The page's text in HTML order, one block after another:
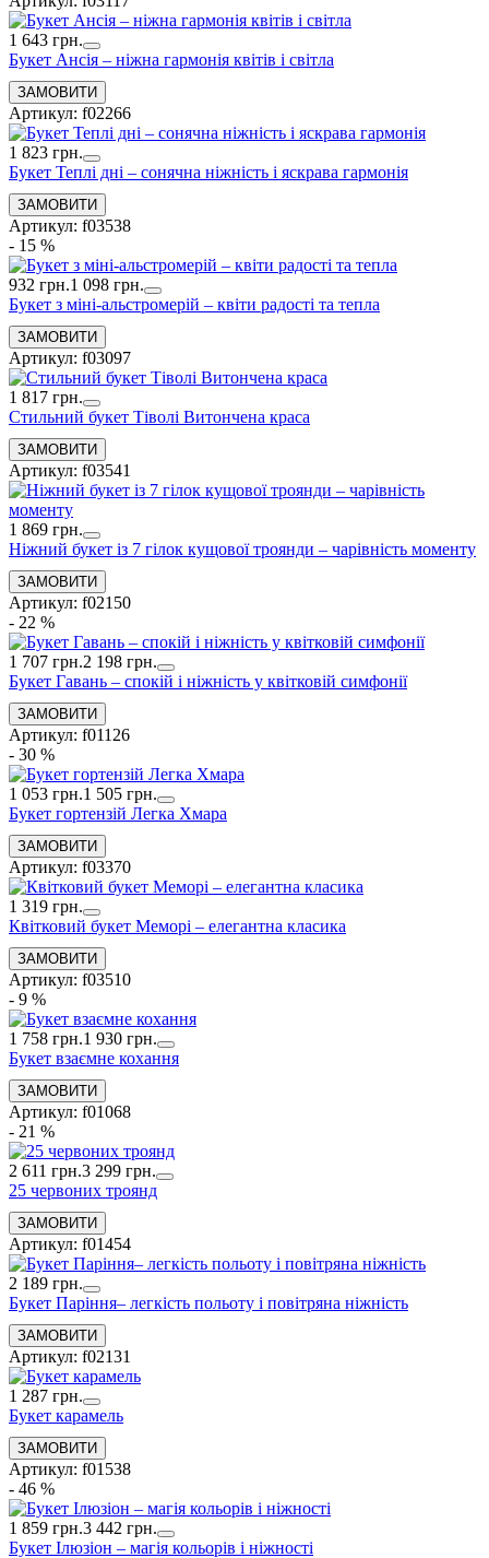
1 643 грн.
Букет Ансія – ніжна гармонія квітів і світла
Артикул: f02266
1 823 грн.
Букет Теплі дні – сонячна ніжність і яскрава гармонія
Артикул: f03538
- 15 %
932 грн.1 098 грн.
Букет з міні-альстромерій – квіти радості та тепла
Артикул: f03097
1 817 грн.
Стильний букет Тіволі Витончена краса
Артикул: f03541
1 869 грн.
Ніжний букет із 7 гілок кущової троянди – чарівність моменту
Артикул: f02150
- 22 %
1 707 грн.2 198 грн.
Букет Гавань – спокій і ніжність у квітковій симфонії
Артикул: f01126
- 30 %
1 053 грн.1 505 грн.
Букет гортензій Легка Хмара
Артикул: f03370
1 319 грн.
Квітковий букет Меморі – елегантна класика
Артикул: f03510
- 9 %
1 758 грн.1 930 грн.
Букет взаємне кохання
Артикул: f01068
- 21 %
2 611 грн.3 299 грн.
25 червоних троянд
Артикул: f01454
2 189 грн.
Букет Паріння– легкість польоту і повітряна ніжність
Артикул: f02131
1 287 грн.
Букет карамель
Артикул: f01538
- 46 %
1 859 грн.3 442 грн.
Букет Ілюзіон – магія кольорів і ніжності